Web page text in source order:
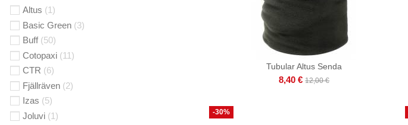
Tubular Altus Senda
8,40 € 12,00 €
-30%
Altus
1
Basic Green 3
Buff 50
Cotopaxi
11
CTR
6
Fjällräven 2
Izas
5
Joluvi
1